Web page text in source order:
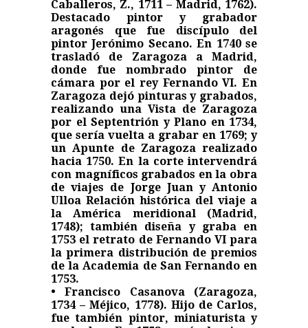
Caballeros, Z., 1711 – Madrid, 1762).
Destacado pintor y grabador
aragonés que fue discípulo del
pintor Jerónimo Secano. En 1740 se
trasladó de Zaragoza a Madrid,
donde fue nombrado pintor de
cámara por el rey Fernando VI. En
Zaragoza dejó pinturas y grabados,
realizando una Vista de Zaragoza
por el Septentrión y Plano en 1734,
que sería vuelta a grabar en 1769; y
un Apunte de Zaragoza realizado
hacia 1750. En la corte intervendrá
con magníficos grabados en la obra
de viajes de Jorge Juan y Antonio
Ulloa Relación histórica del viaje a
la América meridional (Madrid,
1748); también diseña y graba en
1753 el retrato de Fernando VI para
la primera distribución de premios
de la Academia de San Fernando en
1753.
• Francisco Casanova (Zaragoza,
1734 – Méjico, 1778). Hijo de Carlos,
fue también pintor, miniaturista y